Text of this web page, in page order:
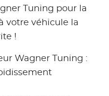
Tuning pour la
votre véhicule la
!
Wagner Tuning :